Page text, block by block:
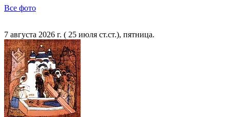
Все фото
7 августа 2026 г. ( 25 июля ст.ст.), пятница.